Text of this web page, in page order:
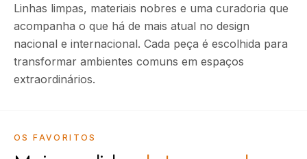
Linhas limpas, materiais nobres e uma curadoria que
acompanha o que há de mais atual no design
nacional e internacional. Cada peça é escolhida para
transformar ambientes comuns em espaços
extraordinários.
OS FAVORITOS